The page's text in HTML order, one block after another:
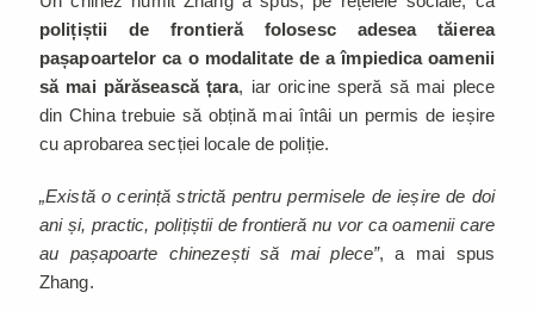
polițiștii de frontieră folosesc adesea tăierea
pașapoartelor ca o modalitate de a împiedica oamenii
să mai părăsească țara, iar oricine speră să mai plece
din China trebuie să obțină mai întâi un permis de ieșire
cu aprobarea secției locale de poliție.
„Există o cerință strictă pentru permisele de ieșire de doi
ani și, practic, polițiștii de frontieră nu vor ca oamenii care
au pașapoarte chinezești să mai plece”, a mai spus
Zhang.